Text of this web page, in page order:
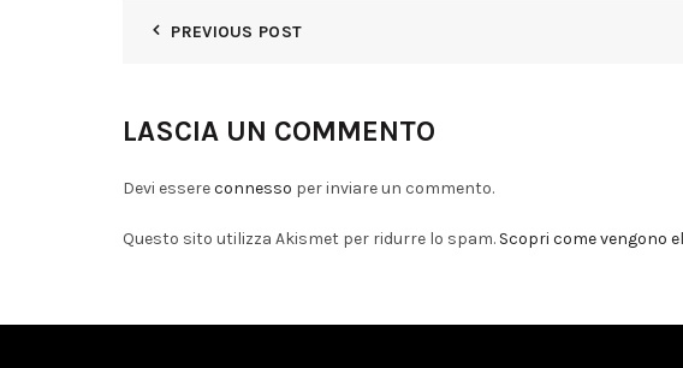
PREVIOUS POST
LASCIA UN COMMENTO
Devi essereconnesso per inviare un commento.
Questo sito utilizza Akismet per ridurre lo spam. Scopri come vengono